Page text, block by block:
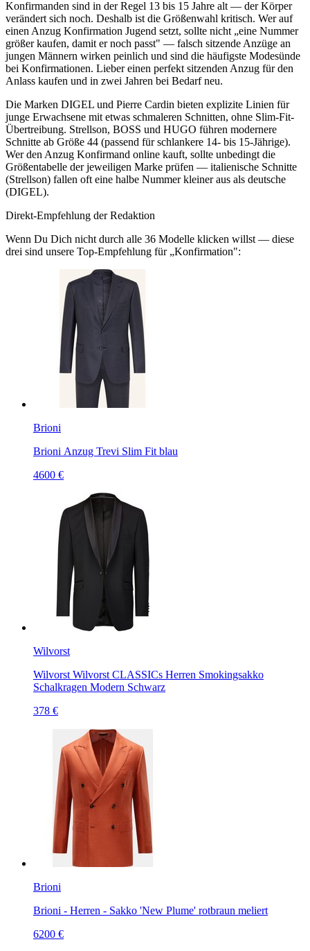
Konfirmanden sind in der Regel 13 bis 15 Jahre alt — der Körper
verändert sich noch. Deshalb ist die Größenwahl kritisch. Wer auf
einen Anzug Konfirmation Jugend setzt, sollte nicht „eine Nummer
größer kaufen, damit er noch passt" — falsch sitzende Anzüge an
jungen Männern wirken peinlich und sind die häufigste Modesünde
bei Konfirmationen. Lieber einen perfekt sitzenden Anzug für den
Anlass kaufen und in zwei Jahren bei Bedarf neu.
Die Marken DIGEL und Pierre Cardin bieten explizite Linien für
junge Erwachsene mit etwas schmaleren Schnitten, ohne Slim-Fit-
Übertreibung. Strellson, BOSS und HUGO führen modernere
Schnitte ab Größe 44 (passend für schlankere 14- bis 15-Jährige).
Wer den Anzug Konfirmand online kauft, sollte unbedingt die
Größentabelle der jeweiligen Marke prüfen — italienische Schnitte
(Strellson) fallen oft eine halbe Nummer kleiner aus als deutsche
(DIGEL).
Direkt-Empfehlung der Redaktion
Wenn Du Dich nicht durch alle 36 Modelle klicken willst — diese
drei sind unsere Top-Empfehlung für „Konfirmation":
Brioni
Brioni Anzug Trevi Slim Fit blau
4600 €
Wilvorst
Wilvorst Wilvorst CLASSICs Herren Smokingsakko
Schalkragen Modern Schwarz
378 €
Brioni
Brioni - Herren - Sakko 'New Plume' rotbraun meliert
6200 €